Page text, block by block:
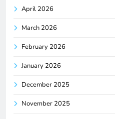
April 2026
March 2026
February 2026
January 2026
December 2025
November 2025